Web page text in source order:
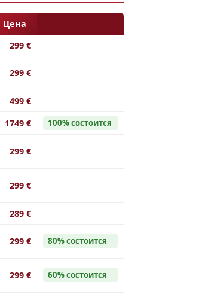
Цена
299 €
299 €
499 €
1749 € 100% состоится
299 €
299 €
289 €
299 € 80% состоится
299 € 60% состоится